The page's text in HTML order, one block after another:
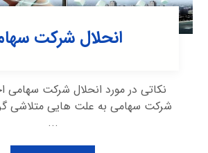
انحلال شرکت
نکاتی در مورد انحلال شرکت سهامی
شرکت سهامی به علت هایی متلاشی
...